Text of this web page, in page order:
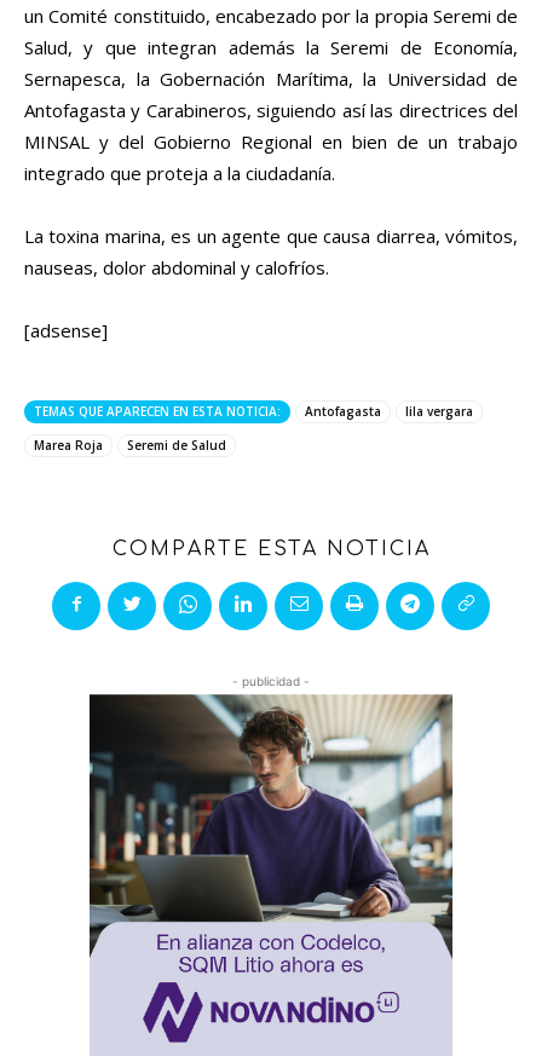
un Comité constituido, encabezado por la propia Seremi de
Salud, y que integran además la Seremi de Economía,
Sernapesca, la Gobernación Marítima, la Universidad de
Antofagasta y Carabineros, siguiendo así las directrices del
MINSAL y del Gobierno Regional en bien de un trabajo
integrado que proteja a la ciudadanía.
La toxina marina, es un agente que causa diarrea, vómitos,
nauseas, dolor abdominal y calofríos.
[adsense]
TEMAS QUE APARECEN EN ESTA NOTICIA: Antofagasta
lila vergara
Marea Roja
Seremi de Salud
COMPARTE ESTA NOTICIA
- publicidad -